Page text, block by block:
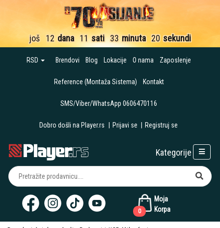
još 12 dana 11 sati 33 minuta 20 sekundi
RSD Brendovi Blog Lokacije O nama Zaposlenje
Reference (Montaža Sistema) Kontakt
SMS/Viber/WhatsApp 0606470116
Dobro došli na Player.rs Prijavi se Registruj se
Moja
Korpa
0
Kategorije